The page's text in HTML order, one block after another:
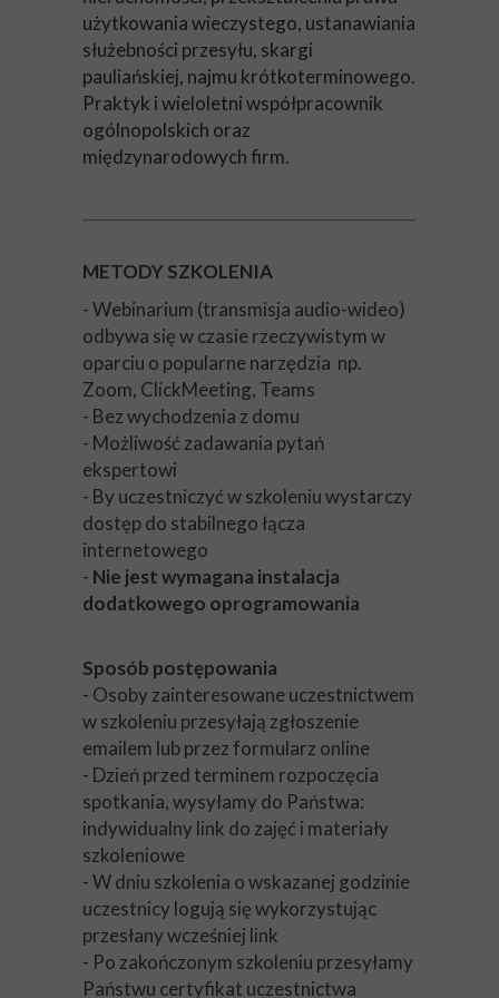
użytkowania wieczystego, ustanawiania
służebności przesyłu, skargi
pauliańskiej, najmu krótkoterminowego.
Praktyk i wieloletni współpracownik
ogólnopolskich oraz
międzynarodowych firm.
METODY SZKOLENIA
- Webinarium (transmisja audio-wideo)
odbywa się w czasie rzeczywistym w
oparciu o popularne narzędzia np.
Zoom, ClickMeeting, Teams
- Bez wychodzenia z domu
- Możliwość zadawania pytań
ekspertowi
- By uczestniczyć w szkoleniu wystarczy
dostęp do stabilnego łącza
internetowego
- Nie jest wymagana instalacja
dodatkowego oprogramowania
Sposób postępowania
- Osoby zainteresowane uczestnictwem
w szkoleniu przesyłają zgłoszenie
emailem lub przez formularz online
- Dzień przed terminem rozpoczęcia
spotkania, wysyłamy do Państwa:
indywidualny link do zajęć i materiały
szkoleniowe
- W dniu szkolenia o wskazanej godzinie
uczestnicy logują się wykorzystując
przesłany wcześniej link
- Po zakończonym szkoleniu przesyłamy
Państwu certyfikat uczestnictwa